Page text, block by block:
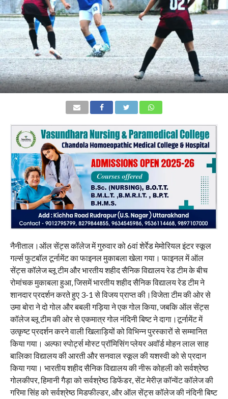
नैनीताल।ऑल सेंट्स कॉलेज में गुरुवार को 6वां शेर्रेड मेमोरियल इंटर स्कूल
गर्ल्स फुटबॉल टूर्नामेंट का फाइनल मुकाबला खेला गया। फाइनल में ऑल
सेंट्स कॉलेज ब्लू टीम और भारतीय शहीद सैनिक विद्यालय रेड टीम के बीच
रोमांचक मुकाबला हुआ, जिसमें भारतीय शहीद सैनिक विद्यालय रेड टीम ने
शानदार प्रदर्शन करते हुए 3-1 से विजय प्राप्त की।विजेता टीम की ओर से
उमा बोरा ने दो गोल और बबली गड़िया ने एक गोल किया, जबकि ऑल सेंट्स
कॉलेज ब्लू टीम की ओर से एकमात्र गोल नंदिनी बिष्ट ने दागा।टूर्नामेंट में
उत्कृष्ट प्रदर्शन करने वाली खिलाड़ियों को विभिन्न पुरस्कारों से सम्मानित
किया गया। अल्फा स्पोर्ट्स मोस्ट प्रॉमिसिंग प्लेयर अवॉर्ड मोहन लाल साह
बालिका विद्यालय की आरती और सनवाल स्कूल की यशस्वी को से प्रदान
किया गया। भारतीय शहीद सैनिक विद्यालय की नीरू कोहली को सर्वश्रेष्ठ
गोलकीपर, हिमानी गैड़ा को सर्वश्रेष्ठ डिफेंडर, सेंट मेरीज़ कॉन्वेंट कॉलेज की
गरिमा सिंह को सर्वश्रेष्ठ मिडफील्डर, और ऑल सेंट्स कॉलेज की नंदिनी बिष्ट